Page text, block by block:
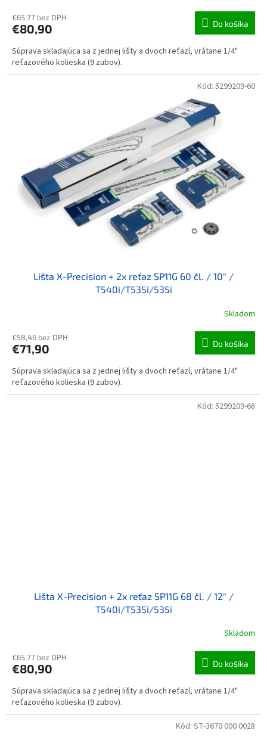
€65,77 bez DPH
€80,90 Do košíka
Súprava skladajúca sa z jednej lišty a dvoch reťazí, vrátane 1/4"
reťazového kolieska (9 zubov).
Lišta X-Precision + 2x reťaz SP11G 60 čl. / 10" /
T540i/T535i/535i
Skladom
€58,46 bez DPH
€71,90 Do košíka
Súprava skladajúca sa z jednej lišty a dvoch reťazí, vrátane 1/4"
reťazového kolieska (9 zubov).
Kód: 5299209-60
Lišta X-Precision + 2x reťaz SP11G 68 čl. / 12" /
T540i/T535i/535i
Skladom
€65,77 bez DPH
€80,90 Do košíka
Súprava skladajúca sa z jednej lišty a dvoch reťazí, vrátane 1/4"
reťazového kolieska (9 zubov).
Kód: 5299209-68
Kód: ST-3670 000 0028